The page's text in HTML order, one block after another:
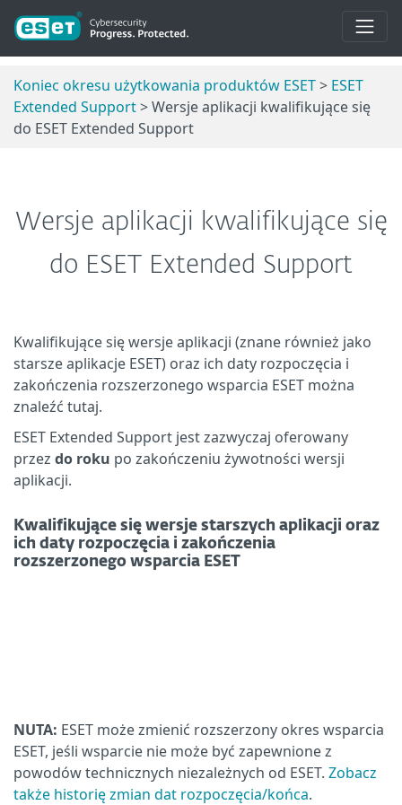
Koniec okresu użytkowania produktów ESET> ESET
Extended Support> Wersje aplikacji kwalifikujące się
do ESET Extended Support
Wersje aplikacji kwalifikujące się
do ESET Extended Support
Kwalifikujące się wersje aplikacji (znane również jako
starsze aplikacje ESET) oraz ich daty rozpoczęcia i
zakończenia rozszerzonego wsparcia ESET można
znaleźć tutaj.
ESET Extended Support jest zazwyczaj oferowany
przez do roku po zakończeniu żywotności wersji
aplikacji.
Kwalifikujące się wersje starszych aplikacji oraz
ich daty rozpoczęcia i zakończenia
rozszerzonego wsparcia ESET
NUTA: ESET może zmienić rozszerzony okres wsparcia
ESET, jeśli wsparcie nie może być zapewnione z
powodów technicznych niezależnych od ESET. Zobacz
także historię zmian dat rozpoczęcia/końca.